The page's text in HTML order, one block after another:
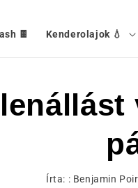
🍫 Kenderolajok 💧
Írta: : Benjamin